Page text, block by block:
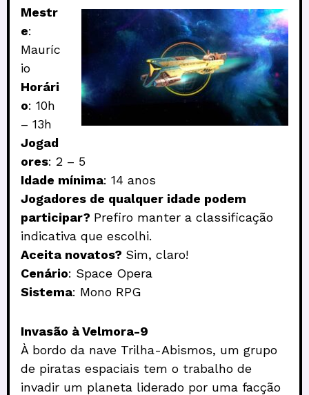
Mestr
e:
Mauríc
io
Horári
o: 10h
– 13h
Jogad
ores: 2 – 5
Idade mínima: 14 anos
Jogadores de qualquer idade podem
participar? Prefiro manter a classificação
indicativa que escolhi.
Aceita novatos? Sim, claro!
Cenário: Space Opera
Sistema: Mono RPG
Invasão à Velmora-9
À bordo da nave Trilha-Abismos, um grupo
de piratas espaciais tem o trabalho de
invadir um planeta liderado por uma facção